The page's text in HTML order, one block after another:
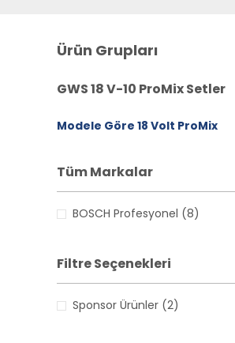
Ürün Grupları
GWS 18 V-10 ProMix Setler
Modele Göre 18 Volt ProMix
Tüm Markalar
BOSCH Profesyonel (8)
Filtre Seçenekleri
Sponsor Ürünler (2)